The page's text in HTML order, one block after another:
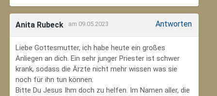
Anita Rubeck am 09.05.2023 Antworten
Liebe Gottesmutter, ich habe heute ein großes
Anliegen an dich. Ein sehr junger Priester ist schwer
krank, sodass die Ärzte nicht mehr wissen was sie
noch für ihn tun können.
Bitte Du Jesus Ihm doch zu helfen. Im Namen aller, die